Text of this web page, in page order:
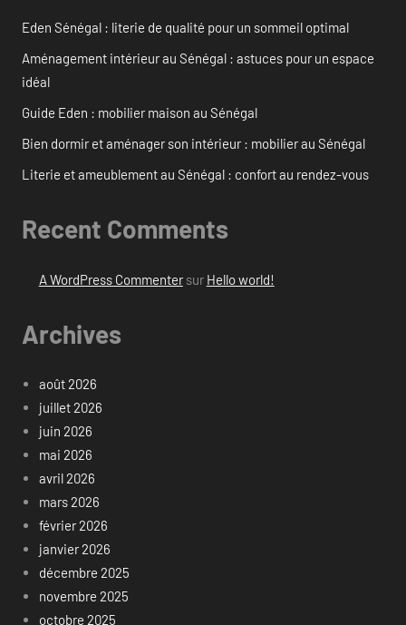
Eden Sénégal : literie de qualité pour un sommeil optimal
Aménagement intérieur au Sénégal : astuces pour un espace
idéal
Guide Eden : mobilier maison au Sénégal
Bien dormir et aménager son intérieur : mobilier au Sénégal
Literie et ameublement au Sénégal : confort au rendez-vous
Recent Comments
A WordPress Commentersur Hello world!
Archives
août 2026
juillet 2026
juin 2026
mai 2026
avril 2026
mars 2026
février 2026
janvier 2026
décembre 2025
novembre 2025
octobre 2025